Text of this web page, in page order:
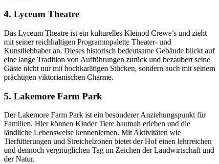
4. Lyceum Theatre
Das Lyceum Theatre ist ein kulturelles Kleinod Crewe’s und zieht
mit seiner reichhaltigen Programmpalette Theater- und
Kunstliebhaber an. Dieses historisch bedeutsame Gebäude blickt auf
eine lange Tradition von Aufführungen zurück und bezaubert seine
Gäste nicht nur mit hochkarätigen Stücken, sondern auch mit seinem
prächtigen viktorianischen Charme.
5. Lakemore Farm Park
Der Lakemore Farm Park ist ein besonderer Anziehungspunkt für
Familien. Hier können Kinder Tiere hautnah erleben und die
ländliche Lebensweise kennenlernen. Mit Aktivitäten wie
Tierfütterungen und Streichelzonen bietet der Hof einen lehrreichen
und dennoch vergnüglichen Tag im Zeichen der Landwirtschaft und
der Natur.